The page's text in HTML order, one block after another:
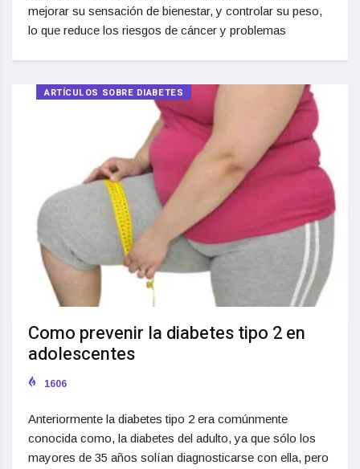
mejorar su sensación de bienestar, y controlar su peso,
lo que reduce los riesgos de cáncer y problemas
ARTÍCULOS SOBRE DIABETES
Como prevenir la diabetes tipo 2 en
adolescentes
1606
Anteriormente la diabetes tipo 2 era comúnmente
conocida como, la diabetes del adulto, ya que sólo los
mayores de 35 años solían diagnosticarse con ella, pero